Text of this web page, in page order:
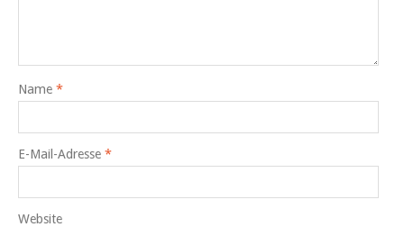
Name *
E-Mail-Adresse *
Website